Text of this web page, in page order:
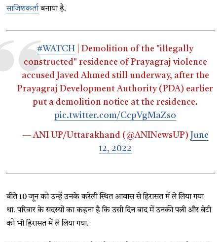
साजिशकर्ताबनाया है.
#WATCH | Demolition of the "illegally
constructed" residence of Prayagraj violence
accused Javed Ahmed still underway, after the
Prayagraj Development Authority (PDA) earlier
put a demolition notice at the residence.
pic.twitter.com/CcpVgMaZso
— ANI UP/Uttarakhand (@ANINewsUP)
June
12, 2022
बीते 10 जून को उन्हें उनके करेली स्थित आवास से हिरासत में ले लिया गया
था. परिवार के सदस्यों का कहना है कि उसी दिन बाद में उनकी पत्नी और बेटी
को भी हिरासत में ले लिया गया.